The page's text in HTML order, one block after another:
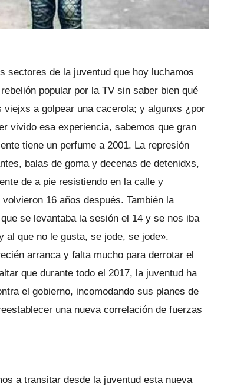
sectores de la juventud que hoy luchamos
popular por la TV sin saber bien qué
a golpear una cacerola; y algunxs ¿por
vivido esa experiencia, sabemos que gran
tiene un perfume a 2001. La represión
balas de goma y decenas de detenidxs,
de a pie resistiendo en la calle y
16 años después. También la
se levantaba la sesión el 14 y se nos iba
al que no le gusta, se jode, se jode».
arranca y falta mucho para derrotar el
que durante todo el 2017, la juventud ha
el gobierno, incomodando sus planes de
una nueva correlación de fuerzas
a transitar desde la juventud esta nueva